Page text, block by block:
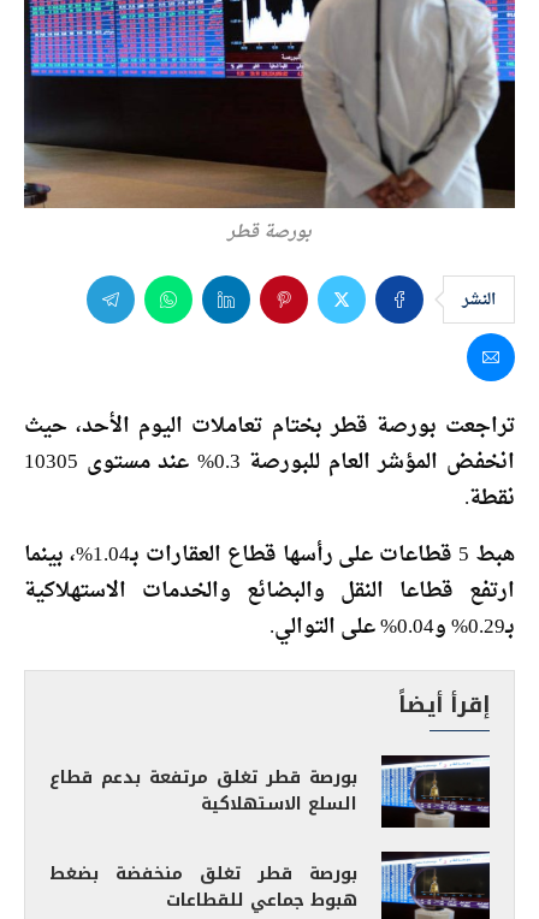
بورصة قطر
النشر
تراجعت بورصة قطر بختام تعاملات اليوم الأحد، حيث
انخفض المؤشر العام للبورصة 0.3% عند مستوى 10305
نقطة.
هبط 5 قطاعات على رأسها قطاع العقارات بـ1.04%، بينما
ارتفع قطاعا النقل والبضائع والخدمات الاستهلاكية
بـ0.29% و0.04% على التوالي.
إقرأ أيضاً
بورصة قطر تغلق مرتفعة بدعم قطاع
السلع الاستهلاكية
بورصة قطر تغلق منخفضة بضغط
هبوط جماعي للقطاعات